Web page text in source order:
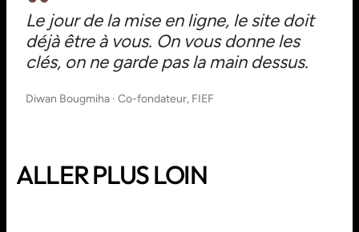
Le jour de la mise en ligne, le site doit
déjà être à vous. On vous donne les
clés, on ne garde pas la main dessus.
Diwan Bougmiha · Co-fondateur, FIEF
ALLER PLUS LOIN